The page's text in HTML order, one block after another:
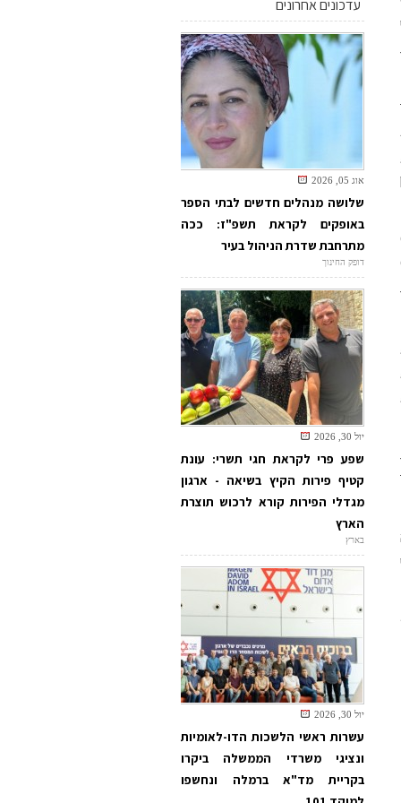
עדכונים אחרונים
אוג 05, 2026
שלושה מנהלים חדשים לבתי הספר
באופקים לקראת תשפ"ז: ככה
מתרחבת שדרת הניהול בעיר
דופק החינוך
יול 30, 2026
שפע פרי לקראת חגי תשרי: עונת
קטיף פירות הקיץ בשיאה - ארגון
מגדלי הפירות קורא לרכוש תוצרת
הארץ
בארץ
יול 30, 2026
עשרות ראשי הלשכות הדו-לאומיות
ונציגי משרדי הממשלה ביקרו
בקריית מד"א ברמלה ונחשפו